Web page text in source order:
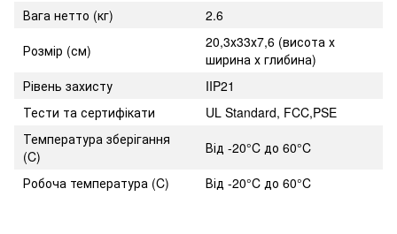
Вага нетто (кг)
2.6
Розмір (см)
20,3х33х7,6 (висота х
ширина х глибина)
Рівень захисту
IIP21
Тести та сертифікати
UL Standard, FCC,PSE
Температура зберігання
(C)
Від -20°C до 60°C
Робоча температура (C)
Від -20°C до 60°C